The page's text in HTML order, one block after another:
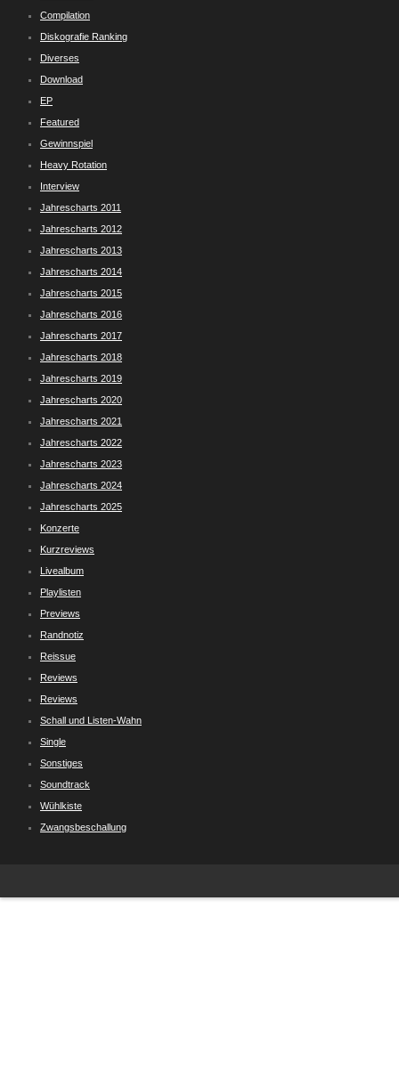
Compilation
Diskografie Ranking
Diverses
Download
EP
Featured
Gewinnspiel
Heavy Rotation
Interview
Jahrescharts 2011
Jahrescharts 2012
Jahrescharts 2013
Jahrescharts 2014
Jahrescharts 2015
Jahrescharts 2016
Jahrescharts 2017
Jahrescharts 2018
Jahrescharts 2019
Jahrescharts 2020
Jahrescharts 2021
Jahrescharts 2022
Jahrescharts 2023
Jahrescharts 2024
Jahrescharts 2025
Konzerte
Kurzreviews
Livealbum
Playlisten
Previews
Randnotiz
Reissue
Reviews
Reviews
Schall und Listen-Wahn
Single
Sonstiges
Soundtrack
Wühlkiste
Zwangsbeschallung